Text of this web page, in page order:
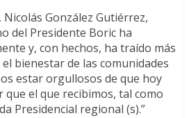
Nicolás González Gutiérrez,
del Presidente Boric ha
y, con hechos, ha traído más
bienestar de las comunidades
estar orgullosos de que hoy
el que recibimos, tal como
Presidencial regional (s).”